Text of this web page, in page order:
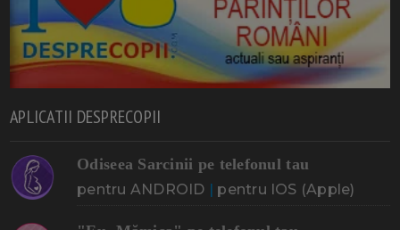
APLICATII DESPRECOPII
Odiseea Sarcinii pe telefonul tau
pentru ANDROID | pentru IOS (Apple)